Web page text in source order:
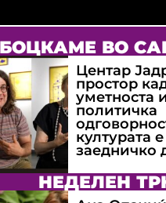
БОЦКАМЕ ВО
Центар
простор
уметноста
политичка
културата е
заедничко
НЕДЕЛЕН